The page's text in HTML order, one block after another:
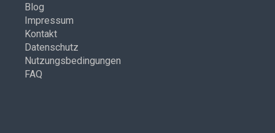
Blog
Impressum
Kontakt
Datenschutz
Nutzungsbedingungen
FAQ